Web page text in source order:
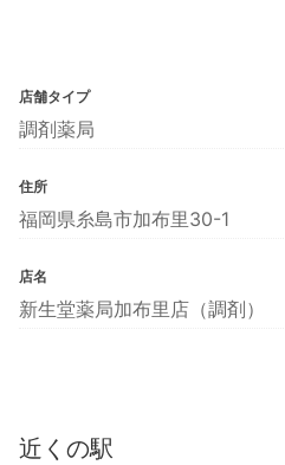
店舗タイプ
調剤薬局
住所
福岡県糸島市加布里30-1
店名
新生堂薬局加布里店（調剤）
近くの駅